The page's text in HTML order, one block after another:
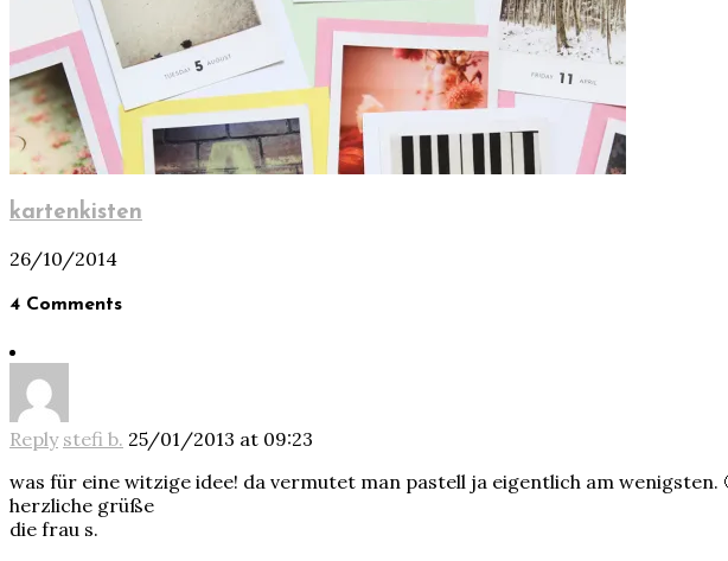
kartenkisten
26/10/2014
4 Comments
Reply stefi b. 25/01/2013 at 09:23
was für eine witzige idee! da vermutet man pastell ja eigentlich am wenigsten.
herzliche grüße
die frau s.